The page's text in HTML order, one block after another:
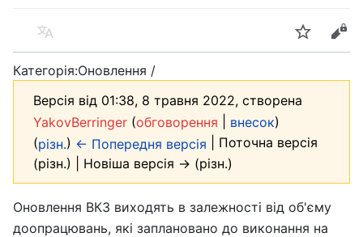
Мова Спостерігати
Редагувати
Категорія:Оновлення /
Версія від 01:38, 8 травня 2022, створена
YakovBerringer (обговорення внесок)
(різн.) ← Попередня версія | Поточна версія
(різн.) | Новіша версія → (різн.)
Оновлення ВКЗ виходять в залежності від об'єму
доопрацювань, які заплановано до виконання на